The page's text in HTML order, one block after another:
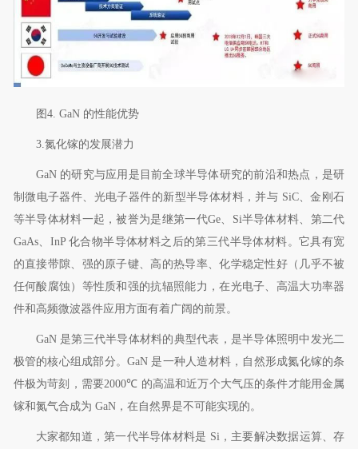
图 4. GaN 的性能优势
3. 氮化镓的发展潜力
GaN 的研究与应用是目前全球半导体研究的前沿和热点，是研
制微电子器件、光电子器件的新型半导体材料，并与 SiC、金刚石
等半导体材料一起，被誉为是继第一代Ge、 Si半导体材料、第二代
GaAs、 InP 化合物半导体材料之后的第三代半导体材料。它具有宽
的直接带隙、强的原子键、高的热导率、化学稳定性好（几乎不被
任何酸腐蚀）等性质和强的抗辐照能力，在光电子、高温大功率器
件和高频微波器件应用方面有着广阔的前景。
GaN 是第三代半导体材料的典型代表，是半导体照明中发光二
极管的核心组成部分。GaN 是一种人造材料，自然形成氮化镓的条
件极为苛刻，需要2000℃ 的高温和近万个大气压的条件才能用金属
镓和氮气合成为 GaN，在自然界是不可能实现的。
大家都知道，第一代半导体材料是 Si ，主要解决数据运算、存